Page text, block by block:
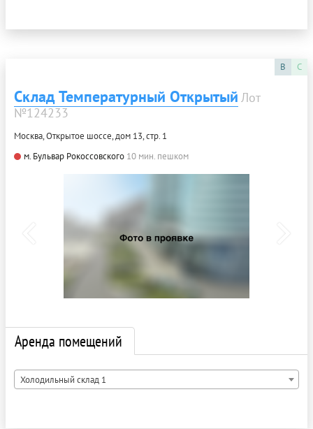
B C
Склад Температурный Открытый Лот
№124233
Москва, Открытое шоссе, дом 13, стр. 1
м. Бульвар Рокоссовского 10 мин. пешком
Аренда помещений
Холодильный склад 1